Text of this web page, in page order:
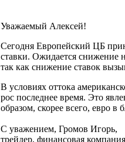
Уважаемый Алексей!
Сегодня Европейский ЦБ
ставки. Ожидается снижение
так как снижение ставок
В условиях оттока
рос последнее время. Это
образом, скорее всего, евро
С уважением, Громов Игорь,
трейдер, финансовая